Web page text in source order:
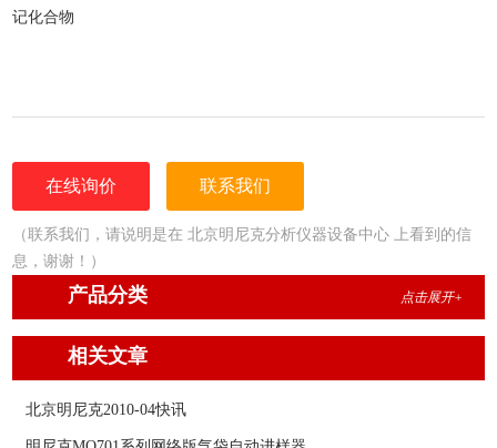
记化合物
在线询价 联系我们
（联系我们，请说明是在 北京明尼克分析仪器设备中心 上看到的信
息，谢谢！）
产品分类 点击展开+
相关文章
北京明尼克2010-04快讯